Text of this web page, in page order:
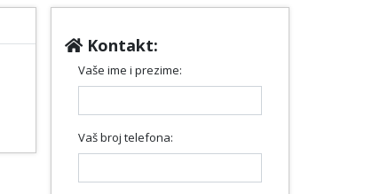
Kontakt:
Vaše ime i prezime:
Vaš broj telefona: